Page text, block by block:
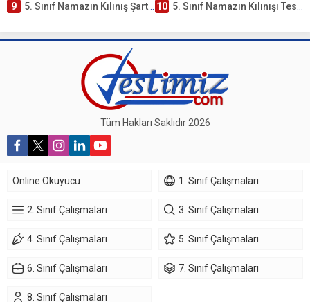
9 5. Sınıf Namazın Kılınış Şartları Testi 10 5. Sınıf Namazın Kılınışı Testi – Online Çöz
Tüm Hakları Saklıdır 2026
Online Okuyucu 1. Sınıf Çalışmaları
2. Sınıf Çalışmaları 3. Sınıf Çalışmaları
4. Sınıf Çalışmaları 5. Sınıf Çalışmaları
6. Sınıf Çalışmaları 7. Sınıf Çalışmaları
8. Sınıf Çalışmaları